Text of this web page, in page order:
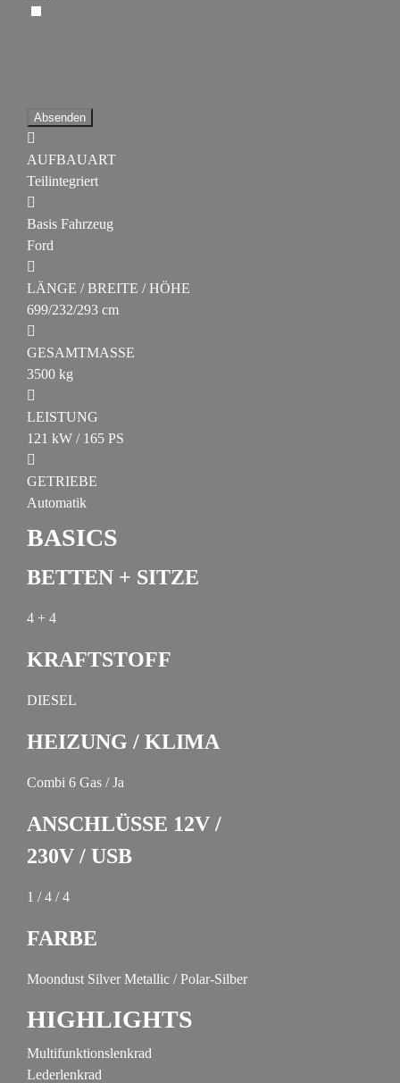
Absenden
AUFBAUART
Teilintegriert
Basis Fahrzeug
Ford
LÄNGE / BREITE / HÖHE
699/232/293 cm
GESAMTMASSE
3500 kg
LEISTUNG
121 kW / 165 PS
GETRIEBE
Automatik
BASICS
BETTEN + SITZE
4 + 4
KRAFTSTOFF
DIESEL
HEIZUNG / KLIMA
Combi 6 Gas / Ja
ANSCHLÜSSE 12V /
230V / USB
1 / 4 / 4
FARBE
Moondust Silver Metallic / Polar-Silber
HIGHLIGHTS
Multifunktionslenkrad
Lederlenkrad